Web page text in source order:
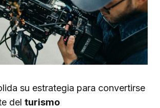
su estrategia para convertirse
del turismo